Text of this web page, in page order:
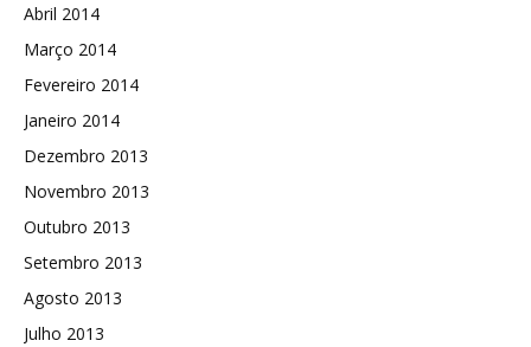
Abril 2014
Março 2014
Fevereiro 2014
Janeiro 2014
Dezembro 2013
Novembro 2013
Outubro 2013
Setembro 2013
Agosto 2013
Julho 2013